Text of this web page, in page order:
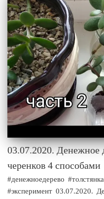
03.07.2020. Денежное
черенков 4 способами
#денежноедерево
#эксперимент 03.07.2020.